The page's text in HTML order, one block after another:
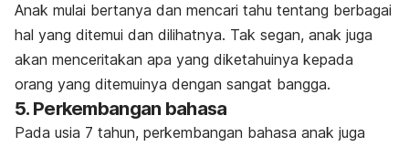
Anak mulai bertanya dan mencari tahu tentang berbagai
hal yang ditemui dan dilihatnya. Tak segan, anak juga
akan menceritakan apa yang diketahuinya kepada
orang yang ditemuinya dengan sangat bangga.
5. Perkembangan bahasa
Pada usia 7 tahun, perkembangan bahasa anak juga